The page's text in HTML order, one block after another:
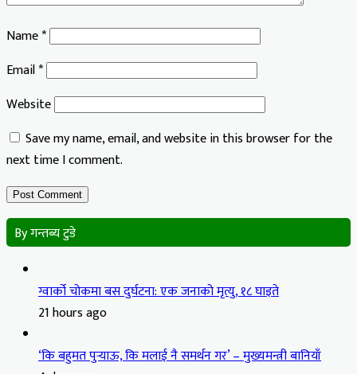
Name*
Email*
Website
Save my name, email, and website in this browser for the
next time I comment.
By गन्तब्य टुडे
ग्वार्को चोकमा बस दुर्घटना: एक जनाको मृत्यु, १८ घाइते
21 hours ago
‘कि बहुमत पुर्‍याऊ, कि मलाई नै समर्थन गर’ – मुख्यमन्त्री बानियाँ